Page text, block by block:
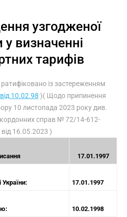
узгодженої
у визначенні
тарифів
із застереженням
10.02.98 )( Щодо припинення
10 листопада 2023 року див.
справ № 72/14-612-
16.05.2023 )
17.01.1997
України: 17.01.1997
10.02.1998